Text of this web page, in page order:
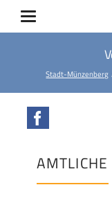
Stadt-Münzenberg